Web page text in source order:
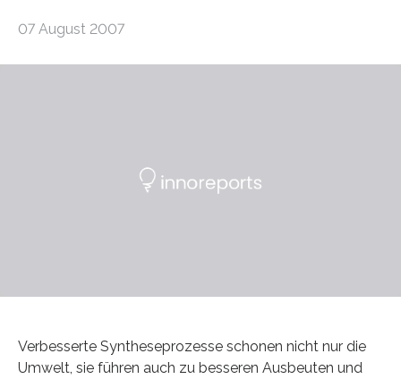
07 August 2007
Verbesserte Synthese­prozesse schonen nicht nur die
Umwelt, sie führen auch zu besseren Ausbeuten und